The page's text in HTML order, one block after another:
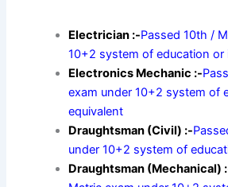
Electrician :-Passed 10th /
10+2 system of education or
Electronics Mechanic :-
exam under 10+2 system of
equivalent
Draughtsman (Civil) :-
under 10+2 system of
Draughtsman (Mechanical)